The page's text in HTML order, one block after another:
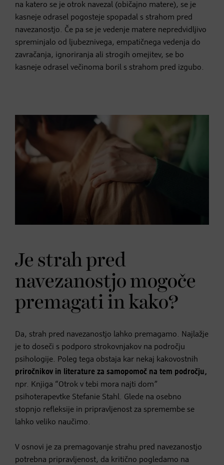
na katero se je otrok navezal (običajno matere), se je
kasneje odrasel pogosteje spopadal s strahom pred
navezanostjo. Če pa se je vedenje matere nepredvidljivo
spreminjalo od ljubeznivega, empatičnega vedenja do
zavračanja, ignoriranja ali strogih omejitev, se bo
kasneje odrasel večinoma boril s strahom pred izgubo.
Je strah pred
navezanostjo mogoče
premagati in kako?
Da, strah pred navezanostjo lahko premagamo. Najlažje
je to doseči s podporo strokovnjakov na področju
psihologije. Poleg tega obstaja kar nekaj kakovostnih
priročnikov in literature za samopomoč na tem področju,
npr. Knjiga “Otrok v tebi mora najti dom”
psihoterapevtke Stefanie Stahl. Glede na osebno
stopnjo refleksije in pripravljenost za spremembe se
lahko veliko naučimo.
V osnovi je za premagovanje strahu pred navezanostjo
potrebna pripravljenost, da kritično pogledamo na